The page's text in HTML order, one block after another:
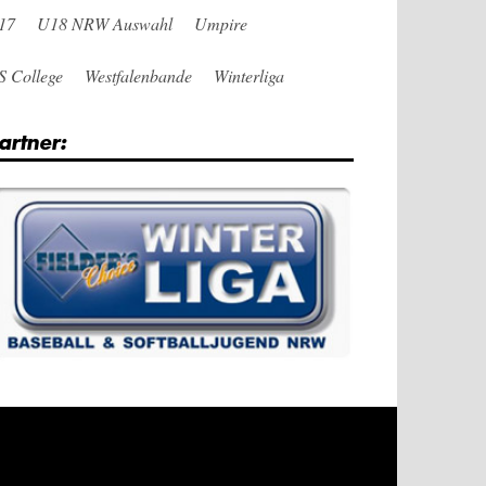
U18 NRW Auswahl Umpire
College Westfalenbande Winterliga